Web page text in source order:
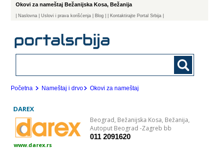
Okovi za nameštaj Bežanijska Kosa, Bežanija
Naslovna | Uslovi i prava korišćenja Blog | Kontaktirajte Portal Srbija |
Početna Nameštaj i drvo Okovi za nameštaj
DAREX
Beograd, Bežanijska Kosa, Bežanija,
Autoput Beograd -Zagreb bb
011 2091620
www.darex.rs